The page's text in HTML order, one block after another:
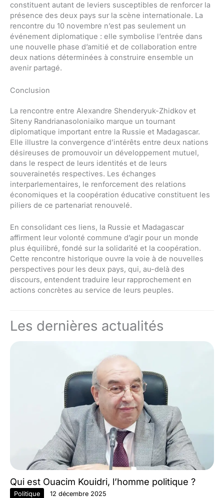
constituent autant de leviers susceptibles de renforcer la
présence des deux pays sur la scène internationale. La
rencontre du 10 novembre n’est pas seulement un
événement diplomatique : elle symbolise l’entrée dans
une nouvelle phase d’amitié et de collaboration entre
deux nations déterminées à construire ensemble un
avenir partagé.
Conclusion
La rencontre entre Alexandre Shenderyuk-Zhidkov et
Siteny Randrianasoloniaiko marque un tournant
diplomatique important entre la Russie et Madagascar.
Elle illustre la convergence d’intérêts entre deux nations
désireuses de promouvoir un développement mutuel,
dans le respect de leurs identités et de leurs
souverainetés respectives. Les échanges
interparlementaires, le renforcement des relations
économiques et la coopération éducative constituent les
piliers de ce partenariat renouvelé.
En consolidant ces liens, la Russie et Madagascar
affirment leur volonté commune d’agir pour un monde
plus équilibré, fondé sur la solidarité et la coopération.
Cette rencontre historique ouvre la voie à de nouvelles
perspectives pour les deux pays, qui, au-delà des
discours, entendent traduire leur rapprochement en
actions concrètes au service de leurs peuples.
Les dernières actualités
Qui est Ouacim Kouidri, l’homme politique ?
Politique 12 décembre 2025